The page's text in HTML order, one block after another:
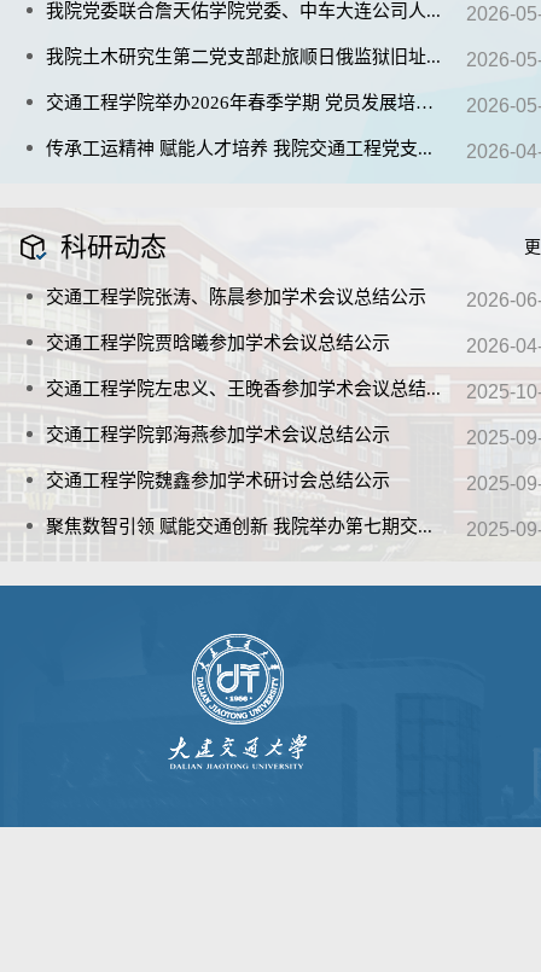
我院党委联合詹天佑学院党委、中车大连公司人... 2026-
我院土木研究生第二党支部赴旅顺日俄监狱旧址... 2026-
交通工程学院举办2026年春季学期 党员发展培训 2026-
传承工运精神 赋能人才培养 我院交通工程党支... 2026-
科研动态
交通工程学院张涛、陈晨参加学术会议总结公示 2026-
交通工程学院贾晗曦参加学术会议总结公示 2026-
交通工程学院左忠义、王晚香参加学术会议总结... 2025-
交通工程学院郭海燕参加学术会议总结公示 2025-
交通工程学院魏鑫参加学术研讨会总结公示 2025-
聚焦数智引领 赋能交通创新 我院举办第七期交... 2025-